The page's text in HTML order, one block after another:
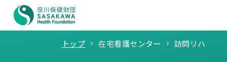
トップ 在宅看護センター 訪問リハ